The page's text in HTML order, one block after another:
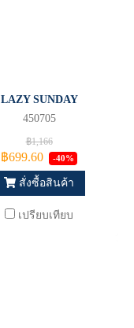
LAZY SUNDAY
450705
฿1,166
฿699.60 -40%
สั่งซื้อสินค้า
เปรียบเทียบ